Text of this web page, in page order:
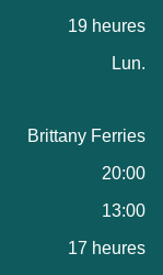
19 heures
Lun.
Brittany Ferries
20:00
13:00
17 heures